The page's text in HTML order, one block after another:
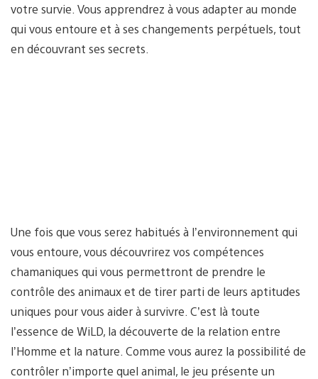
votre survie. Vous apprendrez à vous adapter au monde
qui vous entoure et à ses changements perpétuels, tout
en découvrant ses secrets.
Une fois que vous serez habitués à l’environnement qui
vous entoure, vous découvrirez vos compétences
chamaniques qui vous permettront de prendre le
contrôle des animaux et de tirer parti de leurs aptitudes
uniques pour vous aider à survivre. C’est là toute
l’essence de WiLD, la découverte de la relation entre
l’Homme et la nature. Comme vous aurez la possibilité de
contrôler n’importe quel animal, le jeu présente un